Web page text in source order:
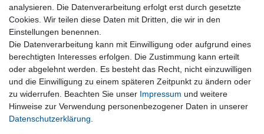
Lieferzeit etwa 1 bis 3 Werktage
Kostenloser Versand ab 199 EURO Warenwert
30 Tage Rückgaberecht
sichere Bezahlverfahren
analysieren. Die Datenverarbeitung erfolgt erst durch gesetzte
Cookies. Wir teilen diese Daten mit Dritten, die wir in den
Einstellungen benennen.
Die Datenverarbeitung kann mit Einwilligung oder aufgrund eines
berechtigten Interesses erfolgen. Die Zustimmung kann erteilt
oder abgelehnt werden. Es besteht das Recht, nicht einzuwilligen
und die Einwilligung zu einem späteren Zeitpunkt zu ändern oder
zu widerrufen. Beachten Sie unser Impressum und weitere
Hinweise zur Verwendung personenbezogener Daten in unserer
Daten­schutz­erklärung